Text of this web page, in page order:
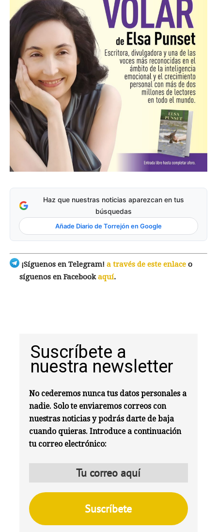
Haz que nuestras noticias aparezcan en tus
búsquedas
Añade Diario de Torrejón en Google
¡Síguenos en Telegram! a través de este enlace o
síguenos en Facebookaquí.
Suscríbete a
nuestra newsletter
No cederemos nunca tus datos personales a
nadie. Solo te enviaremos correos con
nuestras noticias y podrás darte de baja
cuando quieras. Introduce a continuación
tu correo electrónico: